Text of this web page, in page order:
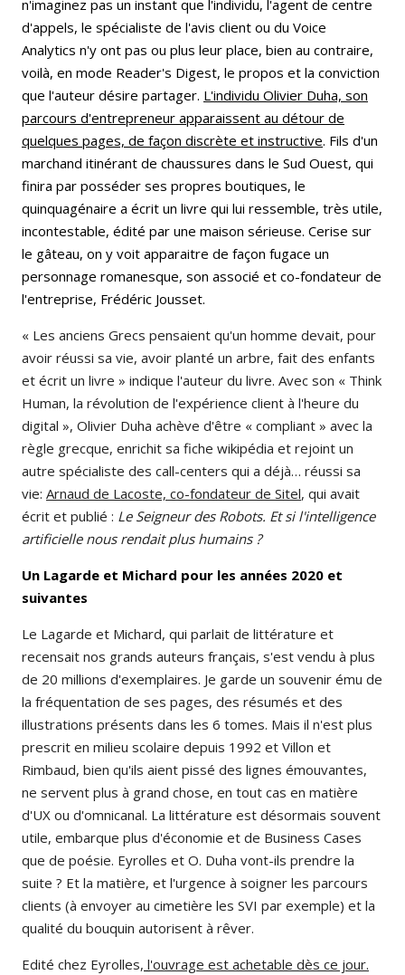
n'imaginez pas un instant que l'individu, l'agent de centre
d'appels, le spécialiste de l'avis client ou du Voice
Analytics n'y ont pas ou plus leur place, bien au contraire,
voilà, en mode Reader's Digest, le propos et la conviction
que l'auteur désire partager. L'individu Olivier Duha, son
parcours d'entrepreneur apparaissent au détour de
quelques pages, de façon discrète et instructive. Fils d'un
marchand itinérant de chaussures dans le Sud Ouest, qui
finira par posséder ses propres boutiques, le
quinquagénaire a écrit un livre qui lui ressemble, très utile,
incontestable, édité par une maison sérieuse. Cerise sur
le gâteau, on y voit apparaitre de façon fugace un
personnage romanesque, son associé et co-fondateur de
l'entreprise, Frédéric Jousset.
« Les anciens Grecs pensaient qu'un homme devait, pour
avoir réussi sa vie, avoir planté un arbre, fait des enfants
et écrit un livre » indique l'auteur du livre. Avec son « Think
Human, la révolution de l'expérience client à l'heure du
digital », Olivier Duha achève d'être « compliant » avec la
règle grecque, enrichit sa fiche wikipédia et rejoint un
autre spécialiste des call-centers qui a déjà… réussi sa
vie: Arnaud de Lacoste, co-fondateur de Sitel, qui avait
écrit et publié : Le Seigneur des Robots. Et si l'intelligence
artificielle nous rendait plus humains ?
Un Lagarde et Michard pour les années 2020 et
suivantes
Le Lagarde et Michard, qui parlait de littérature et
recensait nos grands auteurs français, s'est vendu à plus
de 20 millions d'exemplaires. Je garde un souvenir ému de
la fréquentation de ses pages, des résumés et des
illustrations présents dans les 6 tomes. Mais il n'est plus
prescrit en milieu scolaire depuis 1992 et Villon et
Rimbaud, bien qu'ils aient pissé des lignes émouvantes,
ne servent plus à grand chose, en tout cas en matière
d'UX ou d'omnicanal. La littérature est désormais souvent
utile, embarque plus d'économie et de Business Cases
que de poésie. Eyrolles et O. Duha vont-ils prendre la
suite ? Et la matière, et l'urgence à soigner les parcours
clients (à envoyer au cimetière les SVI par exemple) et la
qualité du bouquin autorisent à rêver.
Edité chez Eyrolles, l'ouvrage est achetable dès ce jour.